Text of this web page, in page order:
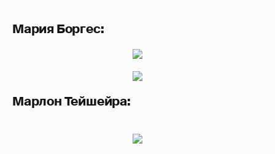
Мария Боргес:
Марлон Тейшейра: